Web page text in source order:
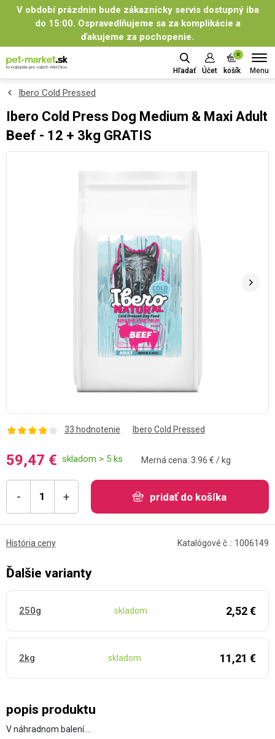
V období prázdnin bude zákaznícky servis dostupný iba
do 15:00. Ospravedlňujeme sa za komplikácie a
ďakujeme za pochopenie.
Hľadať Účet
0
košík Menu
Ibero Cold Pressed
Ibero Cold Press Dog Medium & Maxi Adult
Beef - 12 + 3kg GRATIS
33 hodnotenie Ibero Cold Pressed
popis produktu
V náhradnom balení.…
59,47 € skladom > 5 ks Merná cena: 3.96 € / kg
- + pridať do košíka
História ceny Katalógové č .: 1006149
Ďalšie varianty
250g skladom 2,52 €
2kg skladom 11,21 €